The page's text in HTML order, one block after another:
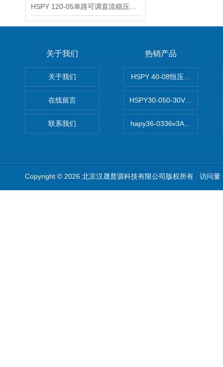
关于我们
关于我们
在线留言
联系我们
热销产品
HSPY 40-08恒压恒流恒功率
HSPY30-050-30V/-05A可调
hapy36-0336v3A高精度小型
Copyright © 2026 北京汉晟普源科技有限公司版权所有 访问量